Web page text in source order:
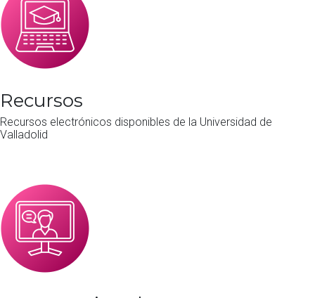
Recursos
Recursos electrónicos disponibles de la Universidad de
Valladolid